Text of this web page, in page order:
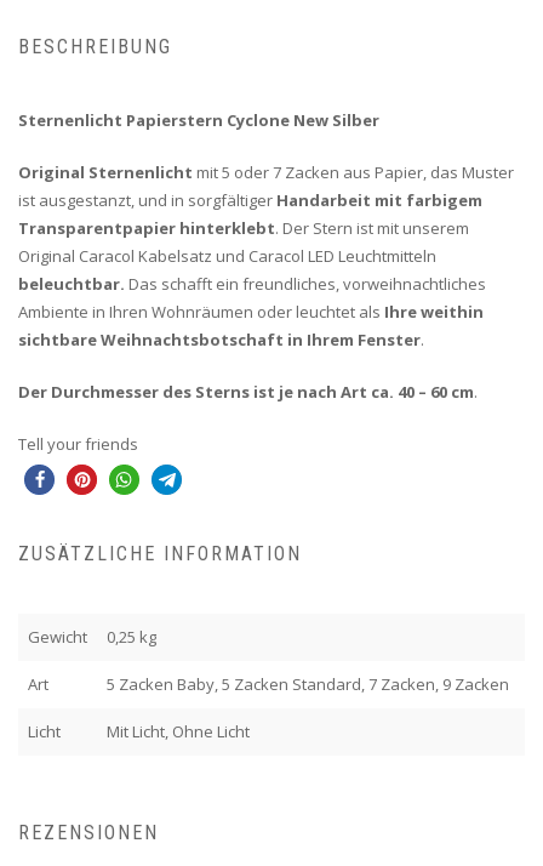
BESCHREIBUNG
Sternenlicht Papierstern Cyclone New Silber
Original Sternenlicht mit 5 oder 7 Zacken aus Papier, das Muster
ist ausgestanzt, und in sorgfältiger Handarbeit mit farbigem
Transparentpapier hinterklebt. Der Stern ist mit unserem
Original Caracol Kabelsatz und Caracol LED Leuchtmitteln
beleuchtbar. Das schafft ein freundliches, vorweihnachtliches
Ambiente in Ihren Wohnräumen oder leuchtet als Ihre weithin
sichtbare Weihnachtsbotschaft in Ihrem Fenster.
Der Durchmesser des Sterns ist je nach Art ca. 40 – 60 cm.
Tell your friends
ZUSÄTZLICHE INFORMATION
Gewicht 0,25 kg
Art 5 Zacken Baby, 5 Zacken Standard, 7 Zacken, 9 Zacken
Licht Mit Licht, Ohne Licht
REZENSIONEN